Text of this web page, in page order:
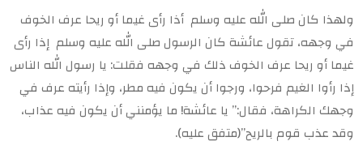
ولهذا كان صلى الله عليه وسلم أذا رأى غيما أو ريحا عرف الخوف
في وجهه، تقول عائشة كان الرسول صلى الله عليه وسلم إذا رأى
غيما أو ريحا عرف الخوف ذلك في وجهه فقلت: يا رسول الله الناس
إذا رأوا الغيم فرحوا، ورجوا أن يكون فيه مطر، وإذا رأيته عرف في
وجهك الكراهة، فقال:” يا عائشة! ما يؤمنني أن يكون فيه عذاب،
وقد عذب قوم بالريح”(متفق عليه).